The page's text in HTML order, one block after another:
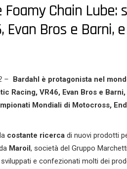
Foamy Chain
Evan Bros e
– Bardahl è protagonista nel
Racing, VR46, Evan Bros e Barni,
Mondiali di Motocross,
costante ricerca di nuovi prodotti
Maroil, società del Gruppo
e confezionati molti dei